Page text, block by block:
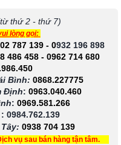
thứ 2 - thứ 7)
lòng gọi:
787 139- 0932 196 898
486 458 - 0962 714 680
Bình: 0868.227775
Định: 0963.040.460
: 0969.581.266
: 0984.762.139
: 0938 704 139
vụ sau bán hàng tận tâm.